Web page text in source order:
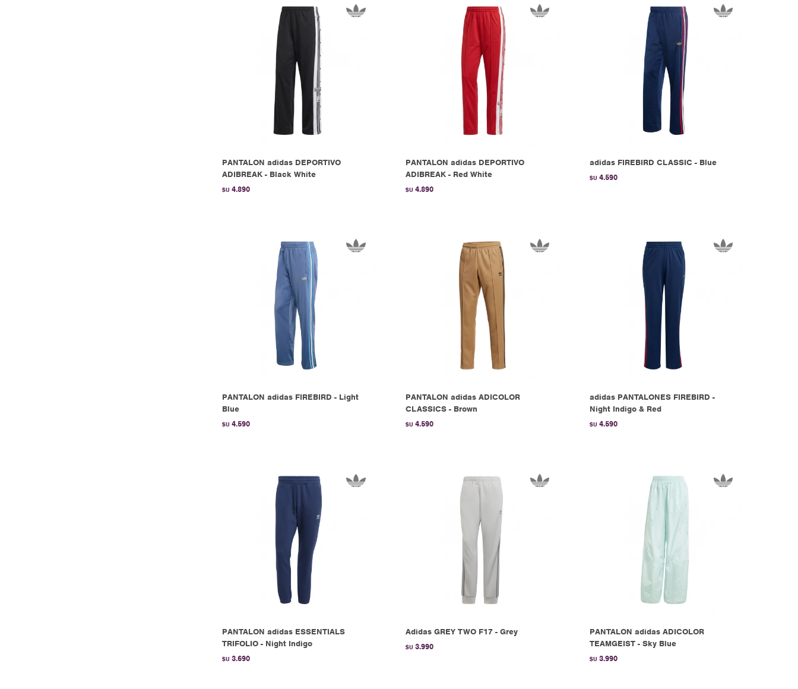
PANTALON adidas DEPORTIVO
ADIBREAK - Black White
$U 4.890
PANTALON adidas DEPORTIVO
ADIBREAK - Red White
$U 4.890
adidas FIREBIRD CLASSIC - Blue
$U 4.590
PANTALON adidas FIREBIRD - Light
Blue
$U 4.590
PANTALON adidas ADICOLOR
CLASSICS - Brown
$U 4.590
adidas PANTALONES FIREBIRD -
Night Indigo & Red
$U 4.590
PANTALON adidas ESSENTIALS
TRIFOLIO - Night Indigo
$U 3.690
Adidas GREY TWO F17 - Grey
$U 3.990
PANTALON adidas ADICOLOR
TEAMGEIST - Sky Blue
$U 3.990